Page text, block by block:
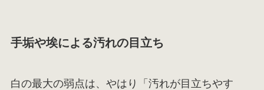
手垢や埃による汚れの目立ち
白の最大の弱点は、やはり「汚れが目立ちやす